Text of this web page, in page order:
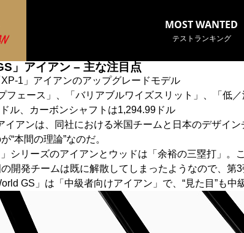
MOST WANTED
テストランキング
」アイアン – 主な注目点
1」アイアンのアップグレードモデル
フェース」、「バリアブルワイズスリット」、「低
ル、カーボンシャフトは1,294.99ドル
イアンは、同社における米国チームと日本のデザイ
“本間の理論”なのだ。
シリーズのアイアンとウッドは「余裕の三塁打」
開発チームは既に解散してしまったようなので、第
GS」は「中級者向けアイアン」で、“見た目”も
ンキング
報
テクニック
※メーカー名やクラブ名など、検索し